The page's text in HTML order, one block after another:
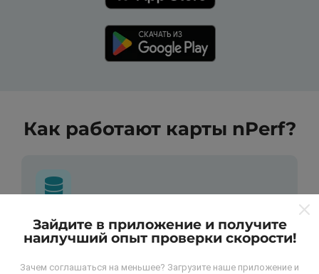
Как работают карты nPerf?
Откуда берутся данные ?
Зайдите в приложение и получите
наилучший опыт проверки скорости!
Зачем соглашаться на меньшее? Загрузите наше приложение и